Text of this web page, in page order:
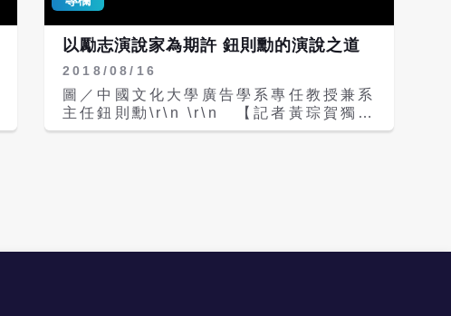
席，看兩位開拓台灣科技事業的先行者，
如何看待這個世代所面臨的各項挑戰，期
待點亮青年心中的微光。 活動流程自下
午1時30分開始報到，2時起進行圓桌討
論，接續由施振榮、童子賢進行專題演
以勵志演說家為期許 鈕則勳的演說之道
2018/08/16
圖／中國文化大學廣告學系專任教授兼系
主任鈕則勳\r\n \r\n 【記者黃琮賀獨家
報導】中國文化大學廣告學系專任教授兼